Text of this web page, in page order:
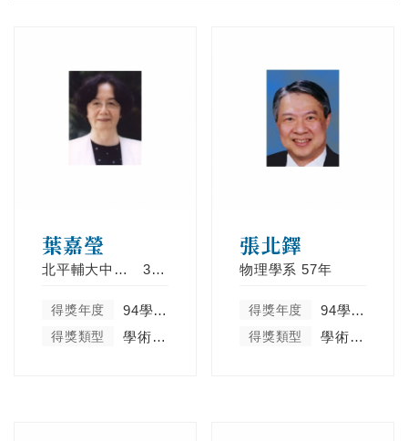
葉嘉瑩
北平輔大中文學系 34年
得獎年度 94學年度
得獎類型 學術卓越類
張北鐸
物理學系 57年
得獎年度 94學年度
得獎類型 學術卓越類